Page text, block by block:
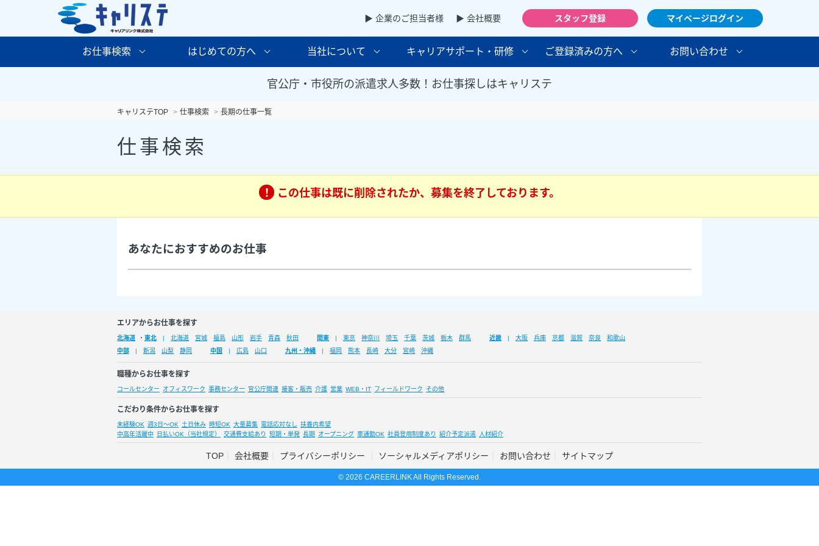
▶ 企業のご担当者様 ▶ 会社概要 スタッフ登録 マイページログイン
お仕事検索 はじめての方へ 当社について キャリアサポート・研修 ご登録済みの方へ お問い合わせ
官公庁・市役所の派遣求人多数！お仕事探しはキャリステ
キャリステTOP 仕事検索 長期の仕事一覧
仕事検索
この仕事は既に削除されたか、募集を終了しております。
あなたにおすすめのお仕事
エリアからお仕事を探す
北海道 ・ 東北 北海道 宮城 福島 山形 岩手 青森 秋田 関東 東京 神奈川 埼玉 千葉 茨城 栃木 群馬 近畿 大阪 兵庫 京都 滋賀 奈良
和歌山
中部
新潟 山梨 静岡 中国 広島 山口 九州・沖縄 福岡 熊本 長崎 大分 宮崎 沖縄
職種からお仕事を探す
コールセンター オフィスワーク 事務センター 官公庁関連 接客・販売 介護 営業 WEB・IT フィールドワーク その他
こだわり条件からお仕事を探す
未経験OK 週3日～OK 土日休み 時短OK 大量募集 電話応対なし 扶養内希望
中高年活躍中
日払いOK（当社規定） 交通費支給あり 短期・単発 長期 オープニング 車通勤OK 社員登用制度あり 紹介予定派遣 人材紹介
TOP 会社概要 プライバシーポリシー ソーシャルメディアポリシー お問い合わせ サイトマップ
© 2026 CAREERLINK All Rights Reserved.